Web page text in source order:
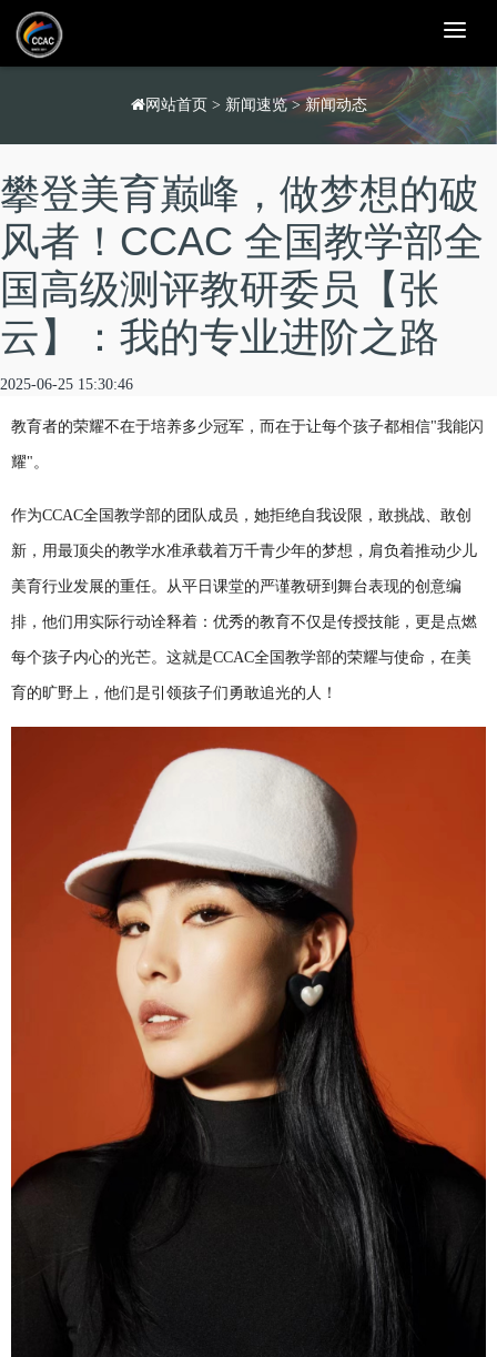
T
g
g
l
e
n
v
i
g
a
t
i
网站首页 > 新闻速览>新闻动态
攀登美育巅峰，做梦想的破
风者！CCAC 全国教学部全
国高级测评教研委员【张
云】：我的专业进阶之路
2025-06-25 15:30:46
教育者的荣耀不在于培养多少冠军，而在于让每个孩子都相信"我能闪
耀"。
作为CCAC全国教学部的团队成员，她拒绝自我设限，敢挑战、敢创
新，用最顶尖的教学水准承载着万千青少年的梦想，肩负着推动少儿
美育行业发展的重任。从平日课堂的严谨教研到舞台表现的创意编
排，他们用实际行动诠释着：优秀的教育不仅是传授技能，更是点燃
每个孩子内心的光芒。这就是CCAC全国教学部的荣耀与使命，在美
育的旷野上，他们是引领孩子们勇敢追光的人！